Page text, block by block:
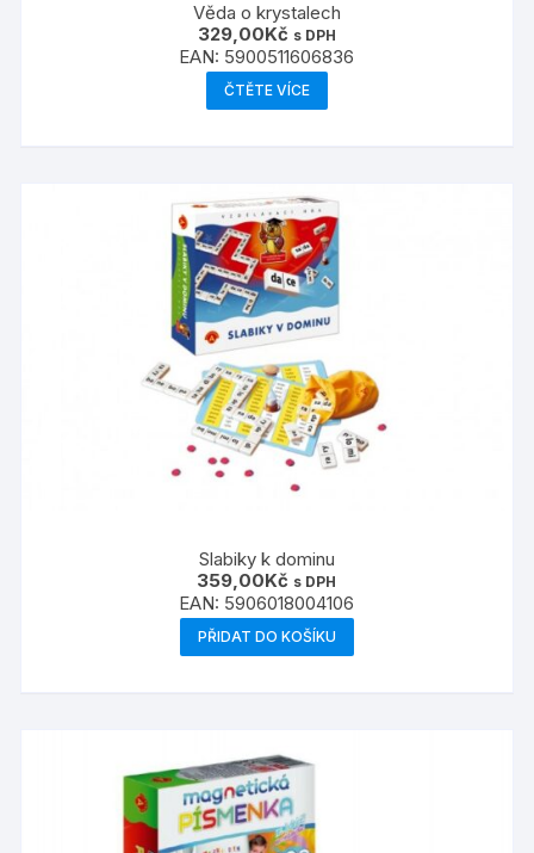
Věda o krystalech
329,00Kč s DPH
EAN: 5900511606836
ČTĚTE VÍCE
Slabiky k dominu
359,00Kč s DPH
EAN: 5906018004106
PŘIDAT DO KOŠÍKU